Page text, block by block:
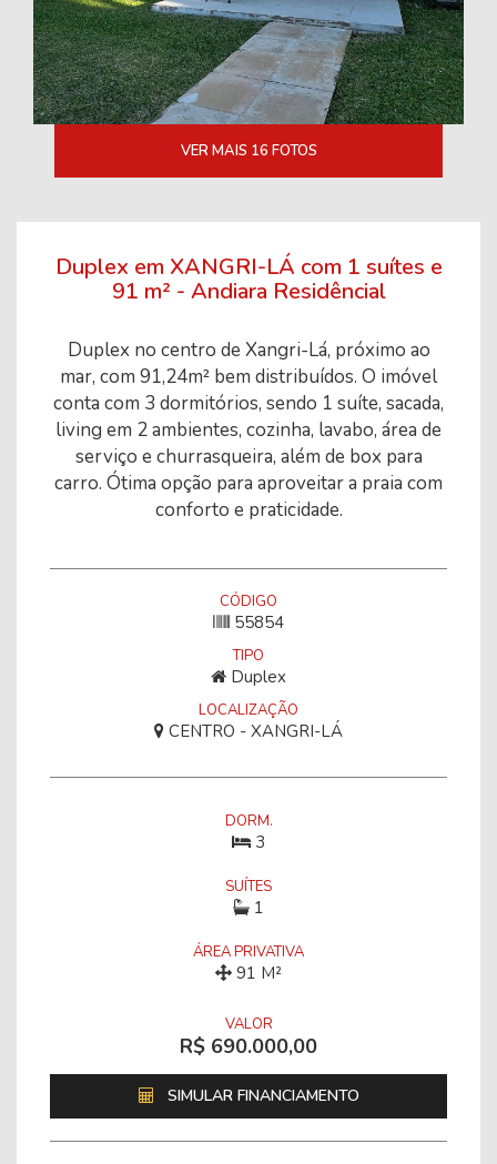
VER MAIS 16 FOTOS
Duplex em XANGRI-LÁ com 1 suítes e
91 m² - Andiara Residêncial
Duplex no centro de Xangri-Lá, próximo ao
mar, com 91,24m² bem distribuídos. O imóvel
conta com 3 dormitórios, sendo 1 suíte, sacada,
living em 2 ambientes, cozinha, lavabo, área de
serviço e churrasqueira, além de box para
carro. Ótima opção para aproveitar a praia com
conforto e praticidade.
CÓDIGO
55854
TIPO
Duplex
LOCALIZAÇÃO
CENTRO - XANGRI-LÁ
DORM.
3
SUÍTES
1
ÁREA PRIVATIVA
91 M²
VALOR
R$ 690.000,00
SIMULAR FINANCIAMENTO